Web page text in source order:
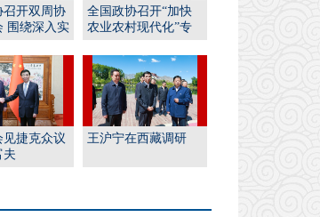
召开双周协
围绕深入实
全国政协召开“加快
农业农村现代化”专
并...
见捷克众议
夫
王沪宁在西藏调研